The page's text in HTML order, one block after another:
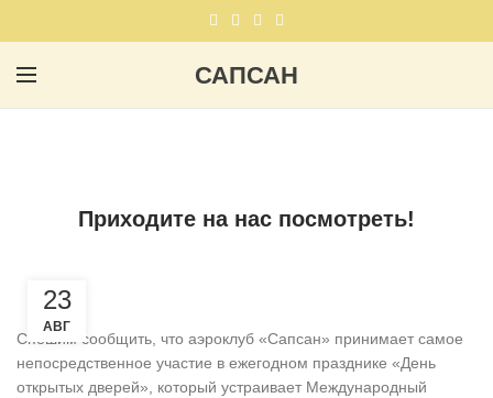
САПСАН
Приходите на нас посмотреть!
23
АВГ
Спешим сообщить, что аэроклуб «Сапсан» принимает самое
непосредственное участие в ежегодном празднике «День
открытых дверей», который устраивает Международный